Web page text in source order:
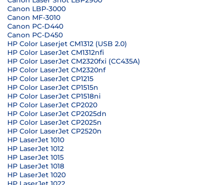
Canon LBP-3000
Canon MF-3010
Canon PC-D440
Canon PC-D450
HP Color Laserjet CM1312 (USB 2.0)
HP Color LaserJet CM1312nfi
HP Color LaserJet CM2320fxi (CC435A)
HP Color LaserJet CM2320nf
HP Color LaserJet CP1215
HP Color LaserJet CP1515n
HP Color LaserJet CP1518ni
HP Color LaserJet CP2020
HP Color LaserJet CP2025dn
HP Color LaserJet CP2025n
HP Color LaserJet CP2520n
HP LaserJet 1010
HP LaserJet 1012
HP LaserJet 1015
HP LaserJet 1018
HP LaserJet 1020